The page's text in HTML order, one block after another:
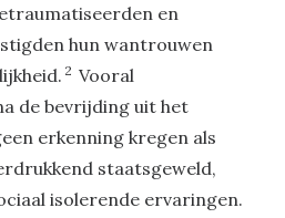
en
hun wantrouwen
2 Vooral
de bevrijding uit het
erkenning kregen als
staatsgeweld,
isolerende ervaringen.